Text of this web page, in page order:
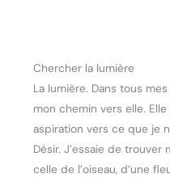
Chercher la lumière
La lumière. Dans tous
mon chemin vers elle.
aspiration vers ce que je
Désir. J’essaie de
celle de l’oiseau, d’une